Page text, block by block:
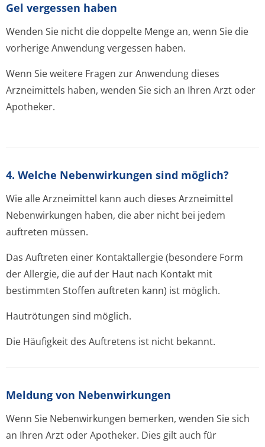
Gel vergessen haben
Wenden Sie nicht die doppelte Menge an, wenn Sie die
vorherige Anwendung vergessen haben.
Wenn Sie weitere Fragen zur Anwendung dieses
Arzneimittels haben, wenden Sie sich an Ihren Arzt oder
Apotheker.
4. Welche Nebenwirkungen sind möglich?
Wie alle Arzneimittel kann auch dieses Arzneimittel
Nebenwirkungen haben, die aber nicht bei jedem
auftreten müssen.
Das Auftreten einer Kontaktallergie (besondere Form
der Allergie, die auf der Haut nach Kontakt mit
bestimmten Stoffen auftreten kann) ist möglich.
Hautrötungen sind möglich.
Die Häufigkeit des Auftretens ist nicht bekannt.
Meldung von Nebenwirkungen
Wenn Sie Nebenwirkungen bemerken, wenden Sie sich
an Ihren Arzt oder Apotheker. Dies gilt auch für